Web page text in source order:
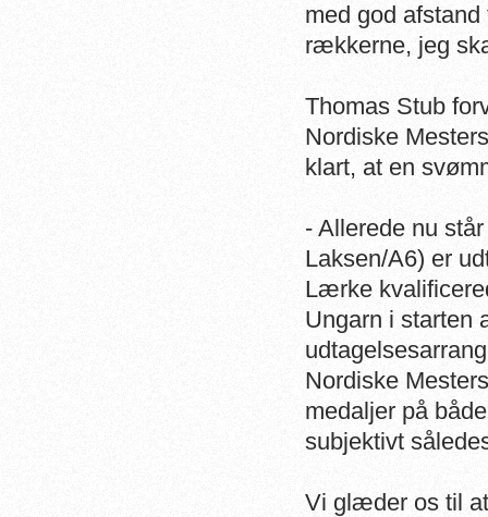
med god
rækkerne, jeg
Thomas Stub
Nordiske
klart, at en
- Allerede nu
Laksen/A6) er
Lærke
Ungarn i starten
Nordiske
medaljer på
subjektivt
Vi glæder os til